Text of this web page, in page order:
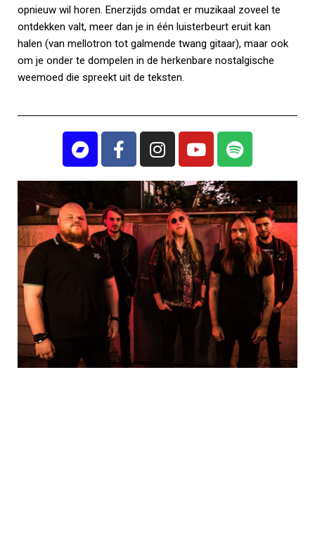
opnieuw wil horen. Enerzijds omdat er muzikaal zoveel te
ontdekken valt, meer dan je in één luisterbeurt eruit kan
halen (van mellotron tot galmende twang gitaar), maar ook
om je onder te dompelen in de herkenbare nostalgische
weemoed die spreekt uit de teksten.